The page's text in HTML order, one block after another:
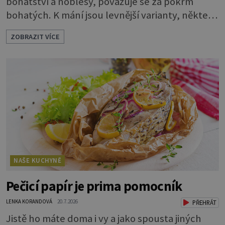
bohatých. K mání jsou levnější varianty, některé
jsou ale dobarvovány a obsahují aditiva. Kaviár
jsou jikry vybraných druhů ryb. Je to zdravá
lahůdka. Najdete v něm plnohodnotné
bílkoviny, zdravé tuky, vitaminy A, D, E i B a
minerální látky draslík, fosfor, hořčík a jód.
Černý nebo červený
ZOBRAZIT VÍCE
NAŠE KUCHYNĚ
Pečicí papír je prima pomocník
LENKA KORANDOVÁ 20.7.2026 PŘEHRÁT
Jistě ho máte doma i vy a jako spousta jiných